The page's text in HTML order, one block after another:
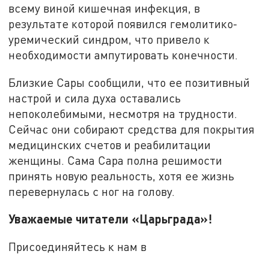
всему виной кишечная инфекция, в
результате которой появился гемолитико-
уремический синдром, что привело к
необходимости ампутировать конечности.
Близкие Сары сообщили, что ее позитивный
настрой и сила духа оставались
непоколебимыми, несмотря на трудности.
Сейчас они собирают средства для покрытия
медицинских счетов и реабилитации
женщины. Сама Сара полна решимости
принять новую реальность, хотя ее жизнь
перевернулась с ног на голову.
Уважаемые читатели «Царьграда»!
Присоединяйтесь к нам в